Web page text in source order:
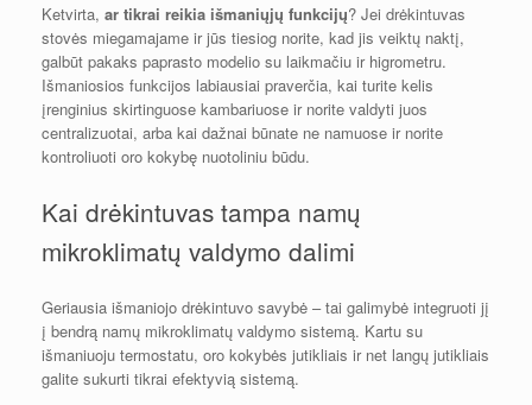
Ketvirta, ar tikrai reikia išmaniųjų funkcijų? Jei drėkintuvas
stovės miegamajame ir jūs tiesiog norite, kad jis veiktų naktį,
galbūt pakaks paprasto modelio su laikmačiu ir higrometru.
Išmaniosios funkcijos labiausiai praverčia, kai turite kelis
įrenginius skirtinguose kambariuose ir norite valdyti juos
centralizuotai, arba kai dažnai būnate ne namuose ir norite
kontroliuoti oro kokybę nuotoliniu būdu.
Kai drėkintuvas tampa namų
mikroklimatų valdymo dalimi
Geriausia išmaniojo drėkintuvo savybė – tai galimybė integruoti jį
į bendrą namų mikroklimatų valdymo sistemą. Kartu su
išmaniuoju termostatu, oro kokybės jutikliais ir net langų jutikliais
galite sukurti tikrai efektyvią sistemą.